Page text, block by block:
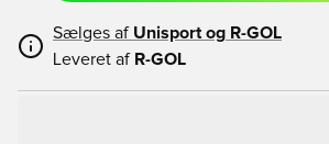
Sælges af Unisport og R-GOL
Leveret af R-GOL